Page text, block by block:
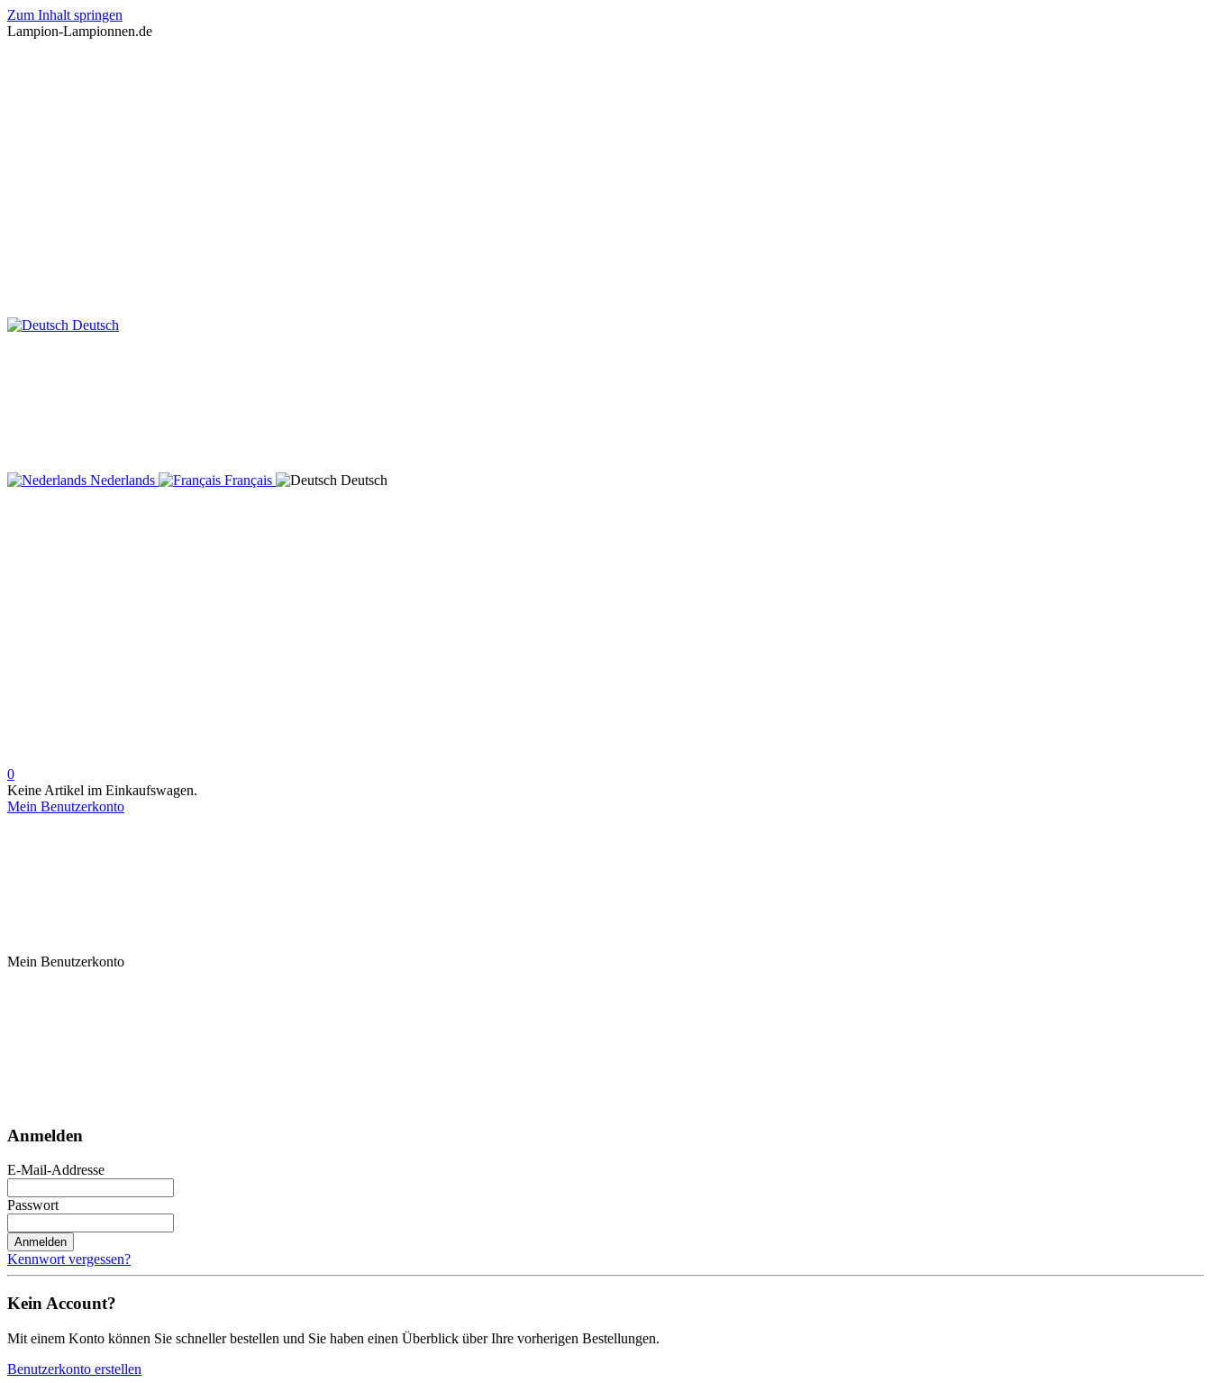
Zum Inhalt springen
Lampion-Lampionnen.de
Deutsch
Nederlands Français Deutsch
0
Keine Artikel im Einkaufswagen.
Mein Benutzerkonto
Mein Benutzerkonto
Anmelden
E-Mail-Addresse
Passwort
Anmelden
Kennwort vergessen?
Kein Account?
Mit einem Konto können Sie schneller bestellen und Sie haben einen Überblick über Ihre vorherigen Bestellungen.
Benutzerkonto erstellen